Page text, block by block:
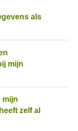
mijn
zelf al